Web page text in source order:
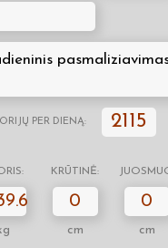
PER DIENĄ: 2115
KRŪTINĖ:
0
cm
0
cm